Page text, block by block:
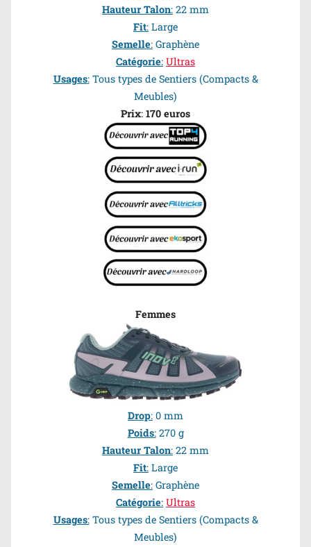
Hauteur Talon: 22 mm
Fit: Large
Semelle: Graphène
Catégorie: Ultras
Usages:Tous types de Sentiers (Compacts &
Meubles)
Prix: 170 euros
Femmes
Drop: 0 mm
Poids:270 g
Hauteur Talon: 22 mm
Fit: Large
Semelle: Graphène
Catégorie: Ultras
Usages:Tous types de Sentiers (Compacts &
Meubles)